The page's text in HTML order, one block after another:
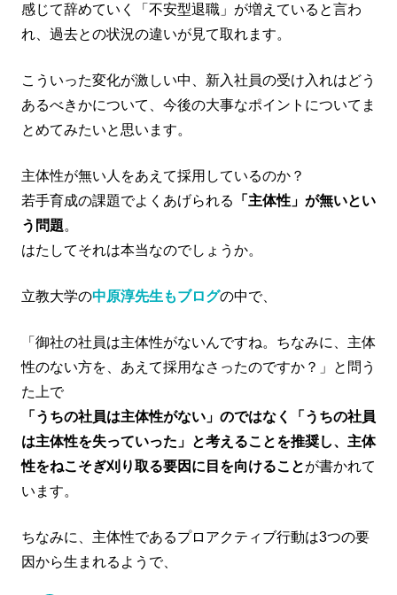
感じて辞めていく「不安型退職」が増えていると言わ
れ、過去との状況の違いが見て取れます。
こういった変化が激しい中、新入社員の受け入れはどう
あるべきかについて、今後の大事なポイントについてま
とめてみたいと思います。
主体性が無い人をあえて採用しているのか？
若手育成の課題でよくあげられる
「主体性」が無いとい
う問題。
はたしてそれは本当なのでしょうか。
立教大学の中原淳先生もブログの中で、
「御社の社員は主体性がないんですね。ちなみに、主体
性のない方を、あえて採用なさったのですか？」と問う
た上で
「うちの社員は主体性がない」のではなく「うちの社員
は主体性を失っていった」と考えることを推奨し、主体
性をねこそぎ刈り取る要因に目を向けることが書かれて
います。
ちなみに、主体性であるプロアクティブ行動は3つの要
因から生まれるようで、